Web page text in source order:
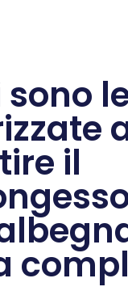
il